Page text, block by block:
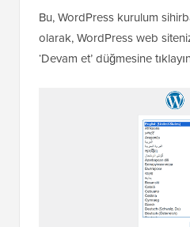
Bu, WordPress kurulum
olarak, WordPress web
‘Devam et’ düğmesine